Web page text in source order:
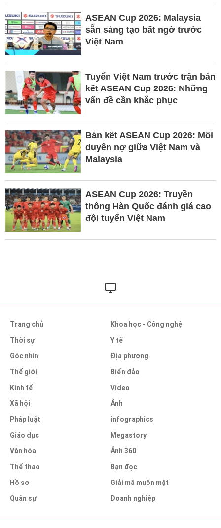
ASEAN Cup 2026: Malaysia
sẵn sàng tạo bất ngờ trước
Việt Nam
Tuyển Việt Nam trước trận bán
kết ASEAN Cup 2026: Những
vấn đề cần khắc phục
Bán kết ASEAN Cup 2026: Mối
duyên nợ giữa Việt Nam và
Malaysia
ASEAN Cup 2026: Truyền
thông Hàn Quốc đánh giá cao
đội tuyển Việt Nam
Trang chủ
Thời sự
Góc nhìn
Thế giới
Kinh tế
Xã hội
Pháp luật
Giáo dục
Văn hóa
Thể thao
Hồ sơ
Quân sự
Khoa học - Công nghệ
Y tế
Địa phương
Biển đảo
Video
Ảnh
infographics
Megastory
Ảnh 360
Bạn đọc
Giải mã muôn mặt
Doanh nghiệp